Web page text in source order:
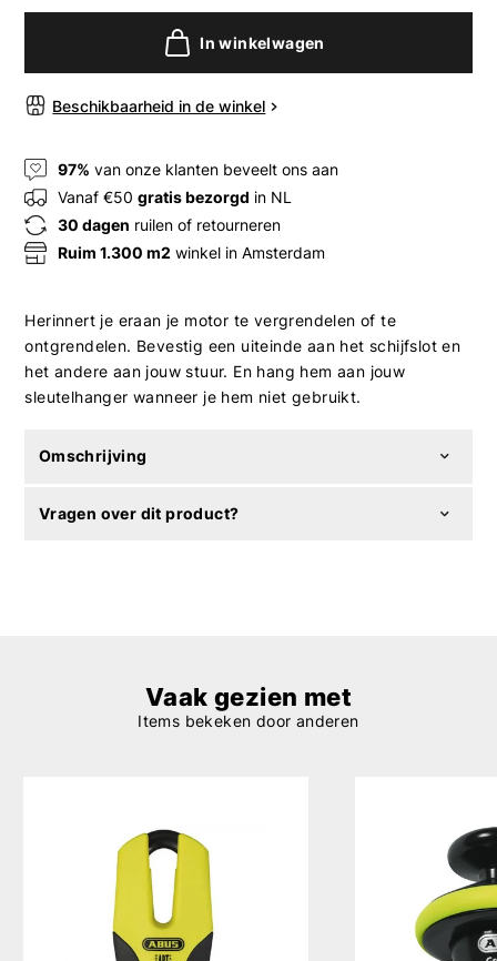
In winkelwagen
Beschikbaarheid in de winkel
97% van onze klanten beveelt ons aan
Vanaf €50gratis bezorgd in NL
30 dagen ruilen of retourneren
Ruim 1.300 m2 winkel in Amsterdam
Herinnert je eraan je motor te vergrendelen of te
ontgrendelen. Bevestig een uiteinde aan het schijfslot en
het andere aan jouw stuur. En hang hem aan jouw
sleutelhanger wanneer je hem niet gebruikt.
Omschrijving
Vragen over dit product?
Vaak gezien met
Items bekeken door anderen